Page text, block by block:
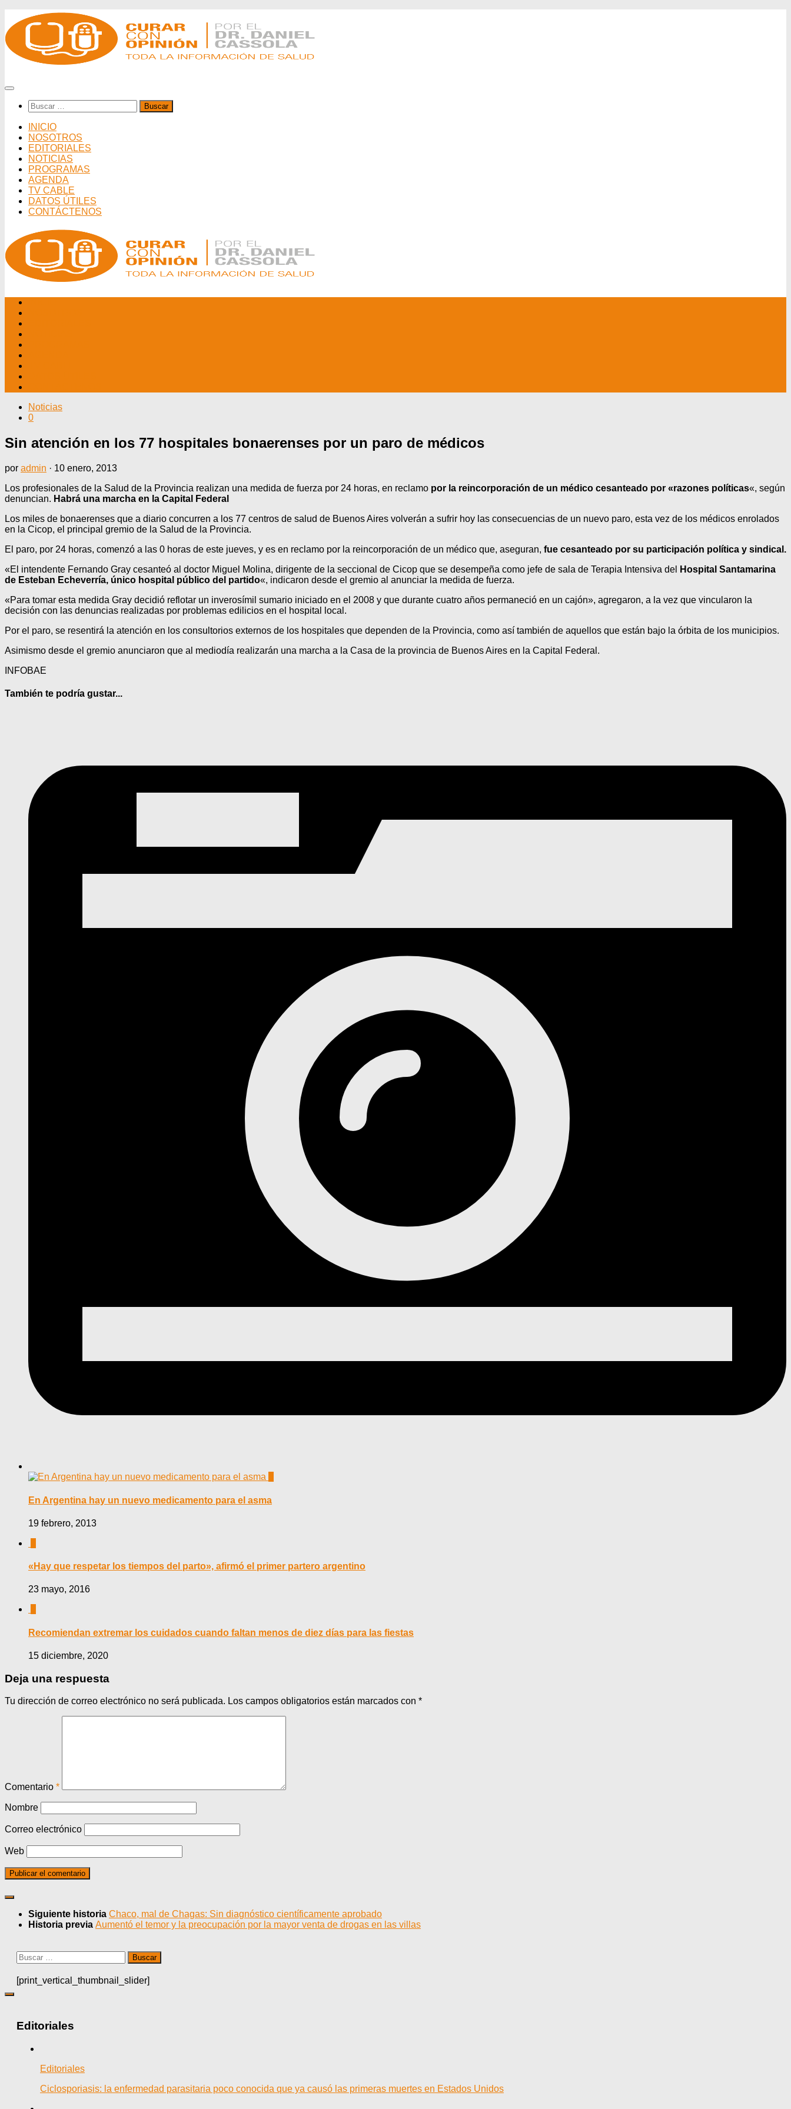
al
contenido
Buscar:
INICIO
NOSOTROS
EDITORIALES
NOTICIAS
PROGRAMAS
AGENDA
TV CABLE
DATOS ÚTILES
CONTÁCTENOS
Noticias
0
Sin atención en los 77 hospitales bonaerenses por un paro de médicos
por admin · 10 enero, 2013
Los profesionales de la Salud de la Provincia realizan una medida de fuerza por 24 horas, en reclamo por la reincorporación de un médico cesanteado por «razones políticas«, según
denuncian. Habrá una marcha en la Capital Federal
Los miles de bonaerenses que a diario concurren a los 77 centros de salud de Buenos Aires volverán a sufrir hoy las consecuencias de un nuevo paro, esta vez de los médicos enrolados
en la Cicop, el principal gremio de la Salud de la Provincia.
El paro, por 24 horas, comenzó a las 0 horas de este jueves, y es en reclamo por la reincorporación de un médico que, aseguran, fue cesanteado por su participación política y sindical.
«El intendente Fernando Gray cesanteó al doctor Miguel Molina, dirigente de la seccional de Cicop que se desempeña como jefe de sala de Terapia Intensiva del
Hospital Santamarina
de Esteban Echeverría, único hospital público del partido«, indicaron desde el gremio al anunciar la medida de fuerza.
«Para tomar esta medida Gray decidió reflotar un inverosímil sumario iniciado en el 2008 y que durante cuatro años permaneció en un cajón», agregaron, a la vez que vincularon la
decisión con las denuncias realizadas por problemas edilicios en el hospital local.
Por el paro, se resentirá la atención en los consultorios externos de los hospitales que dependen de la Provincia, como así también de aquellos que están bajo la órbita de los municipios.
Asimismo desde el gremio anunciaron que al mediodía realizarán una marcha a la Casa de la provincia de Buenos Aires en la Capital Federal.
INFOBAE
También te podría gustar...
En Argentina hay un nuevo medicamento para el asma
19 febrero, 2013
«Hay que respetar los tiempos del parto», afirmó el primer partero argentino
23 mayo, 2016
Recomiendan extremar los cuidados cuando faltan menos de diez días para las fiestas
15 diciembre, 2020
Deja una respuesta
Tu dirección de correo electrónico no será publicada. Los campos obligatorios están marcados con *
Comentario *
Nombre
Correo electrónico
Web
Siguiente historia Chaco, mal de Chagas: Sin diagnóstico científicamente aprobado
Historia previa Aumentó el temor y la preocupación por la mayor venta de drogas en las villas
Buscar:
[print_vertical_thumbnail_slider]
Editoriales
Editoriales
Ciclosporiasis: la enfermedad parasitaria poco conocida que ya causó las primeras muertes en Estados Unidos